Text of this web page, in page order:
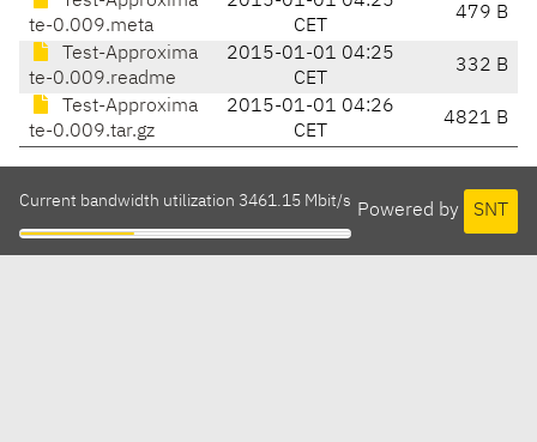
te-0.009.meta
CET
479 B
Test-Approxima
te-0.009.readme
2015-01-01 04:25
CET
332 B
Test-Approxima
te-0.009.tar.gz
2015-01-01 04:26
CET
4821 B
Powered by SNT
Current bandwidth utilization 3461.15 Mbit/s